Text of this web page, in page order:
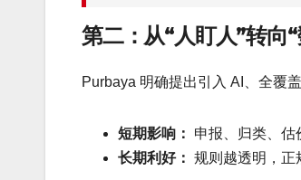
第二：从“人盯人”转向
Purbaya 明确提出引入 AI、全覆
短期影响：
申报、归类、估
长期利好： 规则越透明，正